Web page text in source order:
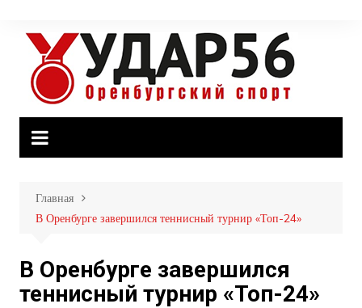
содержимому
Главная
В Оренбурге завершился теннисный турнир «Топ-24»
В Оренбурге завершился
теннисный турнир «Топ-24»